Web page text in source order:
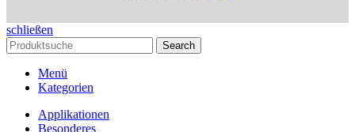
schließen
Search
Menü
Kategorien
Applikationen
Besonderes